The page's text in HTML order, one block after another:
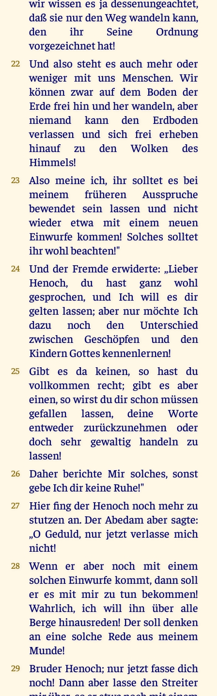
daß sie nur den Weg wandeln kann,
den ihr Seine Ordnung
vorgezeichnet hat!
22
Und also steht es auch mehr oder
weniger mit uns Menschen. Wir
können zwar auf dem Boden der
Erde frei hin und her wandeln, aber
niemand kann den Erdboden
verlassen und sich frei erheben
hinauf zu den Wolken des
Himmels!
23
Also meine ich, ihr solltet es bei
meinem früheren Ausspruche
bewendet sein lassen und nicht
wieder etwa mit einem neuen
Einwurfe kommen! Solches solltet
ihr wohl beachten!"
24
Und der Fremde erwiderte: ,,Lieber
Henoch, du hast ganz wohl
gesprochen, und Ich will es dir
gelten lassen; aber nur möchte Ich
dazu noch den Unterschied
zwischen Geschöpfen und den
Kindern Gottes kennenlernen!
25
Gibt es da keinen, so hast du
vollkommen recht; gibt es aber
einen, so wirst du dir schon müssen
gefallen lassen, deine Worte
entweder zurückzunehmen oder
doch sehr gewaltig handeln zu
lassen!
26
Daher berichte Mir solches, sonst
gebe Ich dir keine Ruhe!"
27
Hier fing der Henoch noch mehr zu
stutzen an. Der Abedam aber sagte:
,,O Geduld, nur jetzt verlasse mich
nicht!
28
Wenn er aber noch mit einem
solchen Einwurfe kommt, dann soll
er es mit mir zu tun bekommen!
Wahrlich, ich will ihn über alle
Berge hinausreden! Der soll denken
an eine solche Rede aus meinem
Munde!
29
Bruder Henoch; nur jetzt fasse dich
noch! Dann aber lasse den Streiter